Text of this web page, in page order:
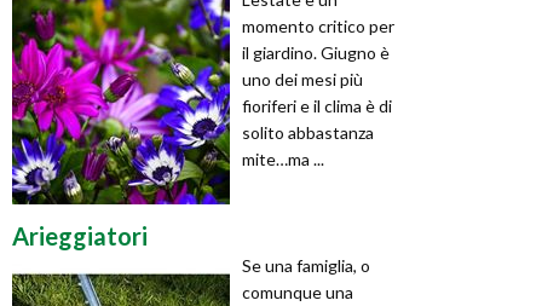
momento critico per
il giardino. Giugno è
uno dei mesi più
fioriferi e il clima è di
solito abbastanza
mite…ma ...
Arieggiatori
Se una famiglia, o
comunque una